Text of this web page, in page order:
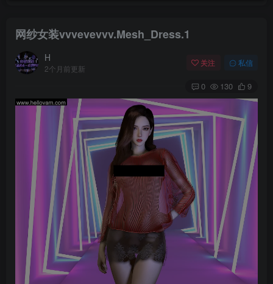
网纱女装vvvevevvv.Mesh_Dress.1
H
2个月前更新
关注 私信
0 130 9